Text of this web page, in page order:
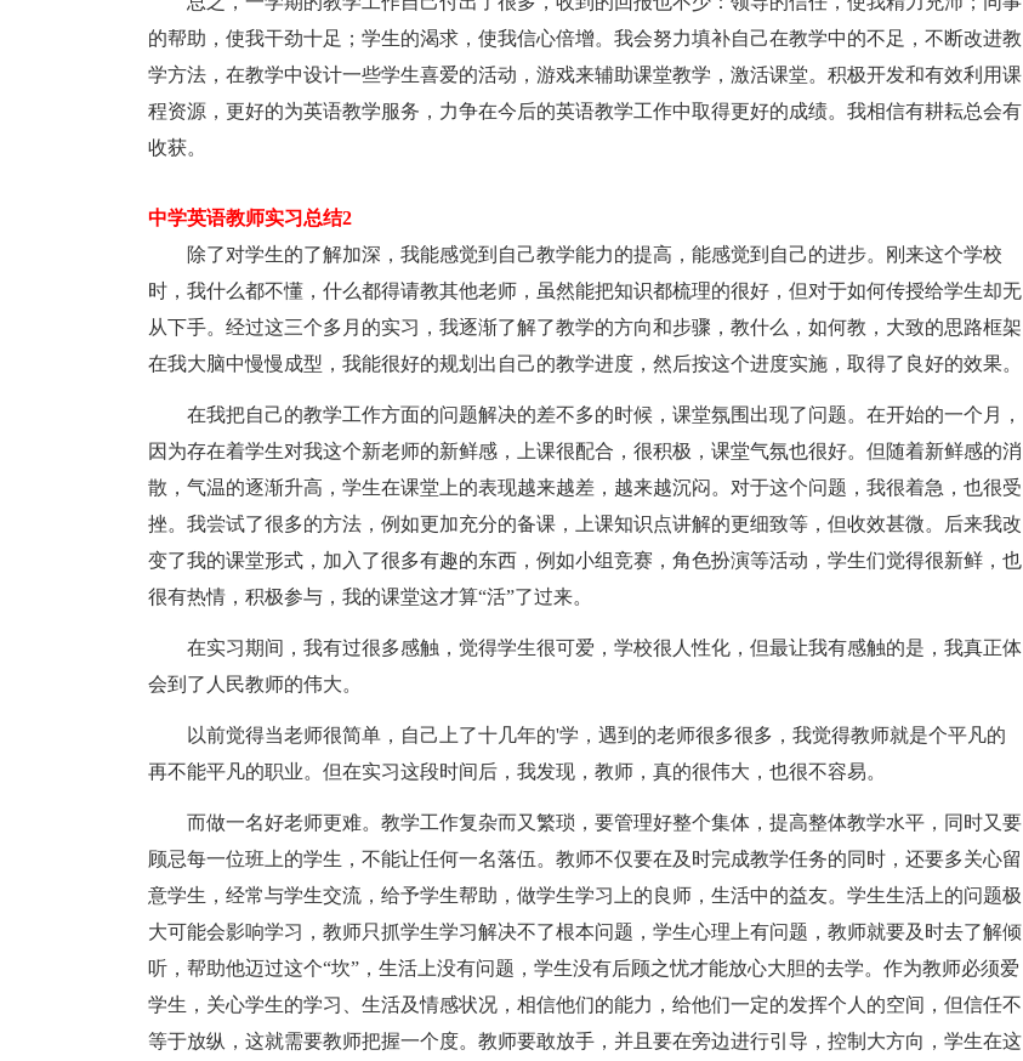
的帮助，使我干劲十足；学生的渴求，使我信心倍增。我会努力填补自己在教学中的不足，不断改进教
学方法，在教学中设计一些学生喜爱的活动，游戏来辅助课堂教学，激活课堂。积极开发和有效利用课
程资源，更好的为英语教学服务，力争在今后的英语教学工作中取得更好的成绩。我相信有耕耘总会有
收获。
中学英语教师实习总结2
除了对学生的了解加深，我能感觉到自己教学能力的提高，能感觉到自己的进步。刚来这个学校
时，我什么都不懂，什么都得请教其他老师，虽然能把知识都梳理的很好，但对于如何传授给学生却无
从下手。经过这三个多月的实习，我逐渐了解了教学的方向和步骤，教什么，如何教，大致的思路框架
在我大脑中慢慢成型，我能很好的规划出自己的教学进度，然后按这个进度实施，取得了良好的效果。
在我把自己的教学工作方面的问题解决的差不多的时候，课堂氛围出现了问题。在开始的一个月，
因为存在着学生对我这个新老师的新鲜感，上课很配合，很积极，课堂气氛也很好。但随着新鲜感的消
散，气温的逐渐升高，学生在课堂上的表现越来越差，越来越沉闷。对于这个问题，我很着急，也很受
挫。我尝试了很多的方法，例如更加充分的备课，上课知识点讲解的更细致等，但收效甚微。后来我改
变了我的课堂形式，加入了很多有趣的东西，例如小组竞赛，角色扮演等活动，学生们觉得很新鲜，也
很有热情，积极参与，我的课堂这才算“活”了过来。
在实习期间，我有过很多感触，觉得学生很可爱，学校很人性化，但最让我有感触的是，我真正体
会到了人民教师的伟大。
以前觉得当老师很简单，自己上了十几年的'学，遇到的老师很多很多，我觉得教师就是个平凡的
再不能平凡的职业。但在实习这段时间后，我发现，教师，真的很伟大，也很不容易。
而做一名好老师更难。教学工作复杂而又繁琐，要管理好整个集体，提高整体教学水平，同时又要
顾忌每一位班上的学生，不能让任何一名落伍。教师不仅要在及时完成教学任务的同时，还要多关心留
意学生，经常与学生交流，给予学生帮助，做学生学习上的良师，生活中的益友。学生生活上的问题极
大可能会影响学习，教师只抓学生学习解决不了根本问题，学生心理上有问题，教师就要及时去了解倾
听，帮助他迈过这个“坎”，生活上没有问题，学生没有后顾之忧才能放心大胆的去学。作为教师必须爱
学生，关心学生的学习、生活及情感状况，相信他们的能力，给他们一定的发挥个人的空间，但信任不
等于放纵，这就需要教师把握一个度。教师要敢放手，并且要在旁边进行引导，控制大方向，学生在这